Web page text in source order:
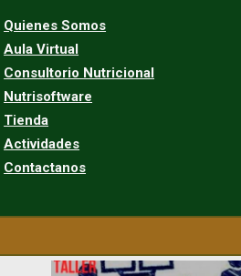
Quienes Somos
Aula Virtual
Consultorio Nutricional
Nutrisoftware
Tienda
Actividades
Contactanos